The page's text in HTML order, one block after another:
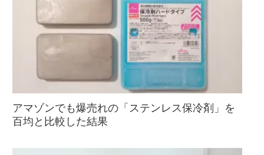
アマゾンでも爆売れの「ステンレス保冷剤」を
百均と比較した結果